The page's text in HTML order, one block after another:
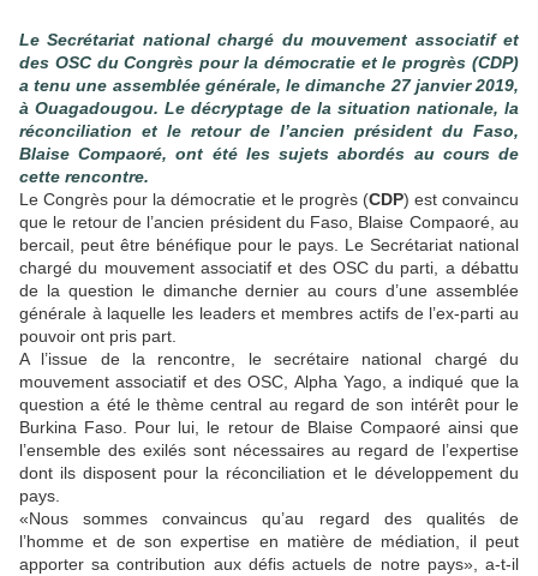
Le Secrétariat national chargé du mouvement associatif et
des OSC du Congrès pour la démocratie et le progrès (CDP)
a tenu une assemblée générale, le dimanche 27 janvier 2019,
à Ouagadougou. Le décryptage de la situation nationale, la
réconciliation et le retour de l’ancien président du Faso,
Blaise Compaoré, ont été les sujets abordés au cours de
cette rencontre.
Le Congrès pour la démocratie et le progrès (CDP) est convaincu
que le retour de l’ancien président du Faso, Blaise Compaoré, au
bercail, peut être bénéfique pour le pays. Le Secrétariat national
chargé du mouvement associatif et des OSC du parti, a débattu
de la question le dimanche dernier au cours d’une assemblée
générale à laquelle les leaders et membres actifs de l’ex-parti au
pouvoir ont pris part.
A l’issue de la rencontre, le secrétaire national chargé du
mouvement associatif et des OSC, Alpha Yago, a indiqué que la
question a été le thème central au regard de son intérêt pour le
Burkina Faso. Pour lui, le retour de Blaise Compaoré ainsi que
l’ensemble des exilés sont nécessaires au regard de l’expertise
dont ils disposent pour la réconciliation et le développement du
pays.
«Nous sommes convaincus qu’au regard des qualités de
l’homme et de son expertise en matière de médiation, il peut
apporter sa contribution aux défis actuels de notre pays», a-t-il